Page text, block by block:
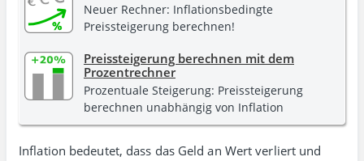
Neuer Rechner: Inflations­bedingte
Preissteigerung berechnen!
Preissteigerung berechnen mit dem
Prozentrechner
Prozentuale Steigerung: Preissteigerung
berechnen unabhängig von Inflation
Inflation bedeutet, dass das Geld an Wert verliert und